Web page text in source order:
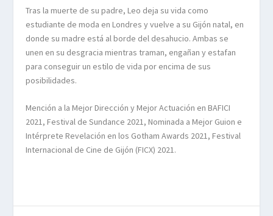
Tras la muerte de su padre, Leo deja su vida como
estudiante de moda en Londres y vuelve a su Gijón natal, en
donde su madre está al borde del desahucio. Ambas se
unen en su desgracia mientras traman, engañan y estafan
para conseguir un estilo de vida por encima de sus
posibilidades.
Mención a la Mejor Dirección y Mejor Actuación en BAFICI
2021, Festival de Sundance 2021, Nominada a Mejor Guion e
Intérprete Revelación en los Gotham Awards 2021, Festival
Internacional de Cine de Gijón (FICX) 2021.